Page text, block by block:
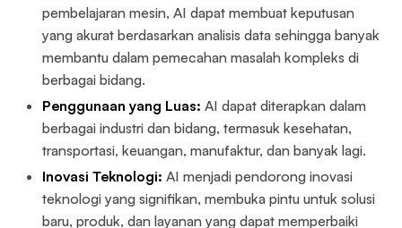
pembelajaran mesin, AI dapat membuat keputusan
yang akurat berdasarkan analisis data sehingga banyak
membantu dalam pemecahan masalah kompleks di
berbagai bidang.
Penggunaan yang Luas: AI dapat diterapkan dalam
berbagai industri dan bidang, termasuk kesehatan,
transportasi, keuangan, manufaktur, dan banyak lagi.
Inovasi Teknologi: AI menjadi pendorong inovasi
teknologi yang signifikan, membuka pintu untuk solusi
baru, produk, dan layanan yang dapat memperbaiki